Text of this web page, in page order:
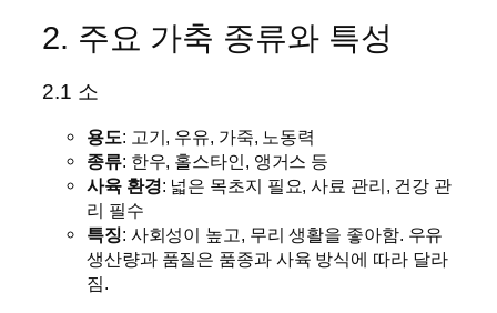
2. 주요 가축 종류와 특성
2.1 소
용도: 고기, 우유, 가죽, 노동력
종류: 한우, 홀스타인, 앵거스 등
사육 환경: 넓은 목초지 필요, 사료 관리, 건강 관
리 필수
특징: 사회성이 높고, 무리 생활을 좋아함. 우유
생산량과 품질은 품종과 사육 방식에 따라 달라
짐.